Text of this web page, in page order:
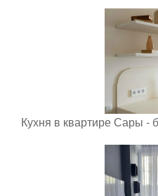
Кухня в квартире Сары -